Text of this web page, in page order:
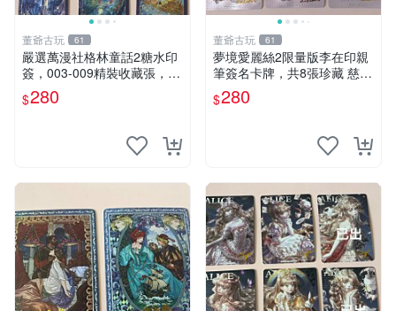
董爺古玩 61
嚴選萬漫社格林童話2糖水印
簽，003-009精裝收藏張，限
量推薦 格林童話 糖水印簽 收
藏張
$280
董爺古玩 61
夢境愛麗絲2限量版李在印親
筆簽名卡牌，共8張珍藏 慈愛
李在印夢境愛麗絲2 CLD手繪
原畫收藏 004-008
$280